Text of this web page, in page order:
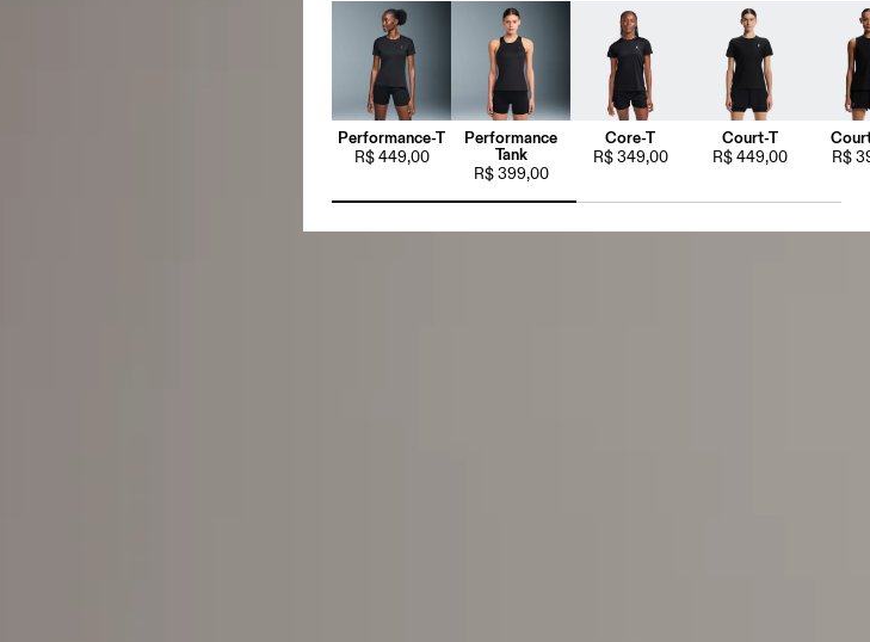
Performance-T
R$ 449,00
Performance
Tank
R$ 399,00
Core-T
R$ 349,00
Court-T
R$ 449,00 R$